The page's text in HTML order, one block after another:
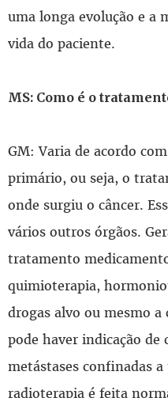
uma longa evolução e a
vida do paciente.
MS: Como é o
GM: Varia de acordo
primário, ou seja, o
onde surgiu o câncer.
vários outros órgãos.
tratamento
quimioterapia,
drogas alvo ou mesmo
pode haver indicação de
metástases confinadas
radioterapia é feita